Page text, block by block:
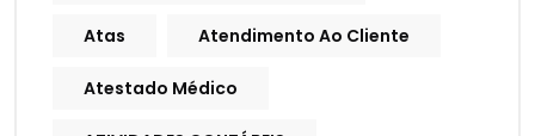
Atas Atendimento Ao Cliente
Atestado Médico